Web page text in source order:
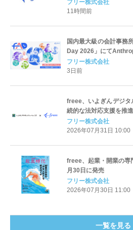
フリー株式会社
11時間前
国内最大級の会計事務
Day 2026」にて
フリー株式会社
3日前
freee、いよぎんデジタ
続的な法対応支援を推進
フリー株式会社
2026年07月31日 10:00
freee、起業・開業の専
月30日に発売
フリー株式会社
2026年07月30日 11:00
一覧を見る